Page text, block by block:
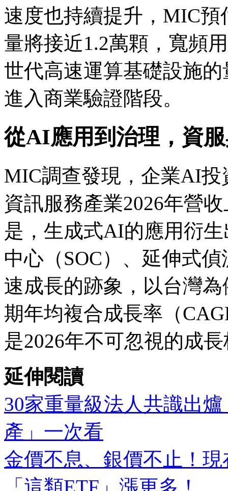
速度也持續提升，MIC
量將接近1.2萬顆，寬頻
世代高速運算基礎設施
進入商業驗證階段。
從AI應用到治理，資
MIC調查發現，企業AI
資訊服務產業2026年營
是，生成式AI的應用衍
中心（SOC）、延伸式
速成長的跡象，以台灣
期年均複合成長率（
是2026年不可忽視的成
延伸閱讀
30家重量級法人共識出
產」一次看
金價不息、銀價不止！
「這類ETF」漲更多！